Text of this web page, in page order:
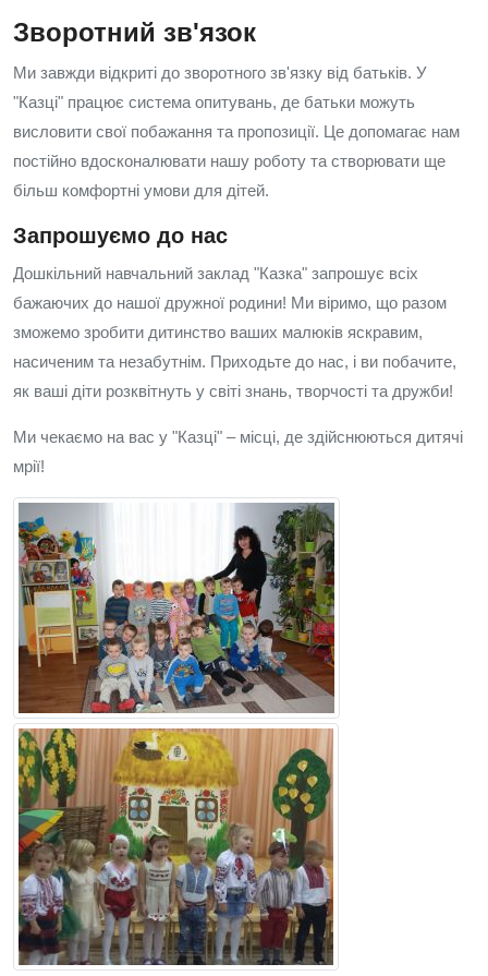
Зворотний зв'язок
Ми завжди відкриті до зворотного зв'язку від батьків. У
"Казці" працює система опитувань, де батьки можуть
висловити свої побажання та пропозиції. Це допомагає нам
постійно вдосконалювати нашу роботу та створювати ще
більш комфортні умови для дітей.
Запрошуємо до нас
Дошкільний навчальний заклад "Казка" запрошує всіх
бажаючих до нашої дружної родини! Ми віримо, що разом
зможемо зробити дитинство ваших малюків яскравим,
насиченим та незабутнім. Приходьте до нас, і ви побачите,
як ваші діти розквітнуть у світі знань, творчості та дружби!
Ми чекаємо на вас у "Казці" – місці, де здійснюються дитячі
мрії!